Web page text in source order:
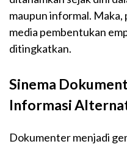
maupun informal. Maka,
media pembentukan
ditingkatkan.
Sinema
Informasi
Dokumenter menjadi